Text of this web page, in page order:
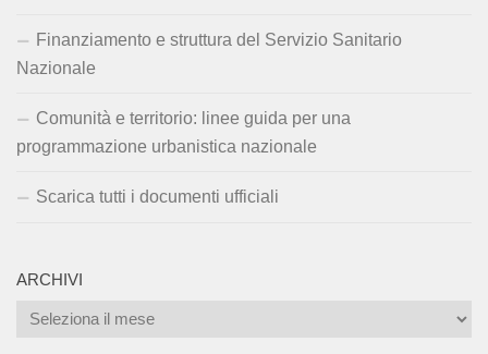
Finanziamento e struttura del Servizio Sanitario
Nazionale
Comunità e territorio: linee guida per una
programmazione urbanistica nazionale
Scarica tutti i documenti ufficiali
ARCHIVI
Archivi